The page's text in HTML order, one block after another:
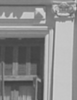
Informática
Matemática